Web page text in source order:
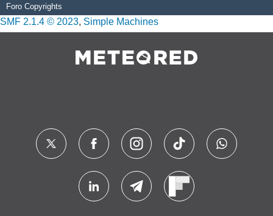
Foro Copyrights
SMF 2.1.4 © 2023, Simple Machines